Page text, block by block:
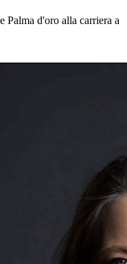
Palma d'oro alla carriera a